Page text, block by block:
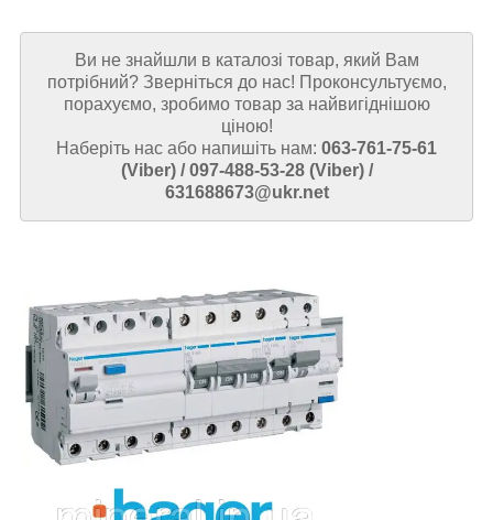
Ви не знайшли в каталозі товар, який Вам
потрібний? Зверніться до нас! Проконсультуємо,
порахуємо, зробимо товар за найвигіднішою
ціною!
Наберіть нас або напишіть нам: 063-761-75-61
(Viber) / 097-488-53-28 (Viber) /
631688673@ukr.net